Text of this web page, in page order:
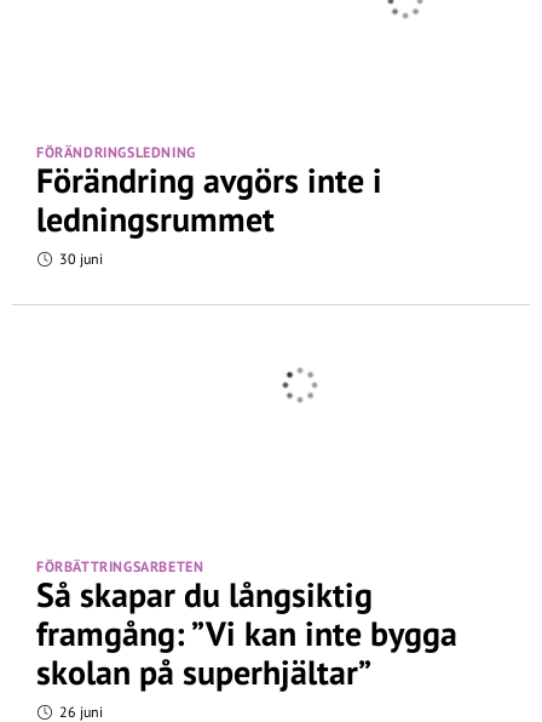
FÖRÄNDRINGSLEDNING
Förändring avgörs inte i
ledningsrummet
30 juni
FÖRBÄTTRINGSARBETEN
Så skapar du långsiktig
framgång: ”Vi kan inte bygga
skolan på superhjältar”
26 juni